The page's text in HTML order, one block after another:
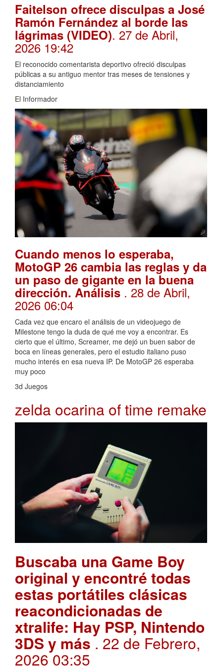
Faitelson ofrece disculpas a José
Ramón Fernández al borde las
lágrimas (VIDEO). 27 de Abril,
2026 19:42
El reconocido comentarista deportivo ofreció disculpas
públicas a su antiguo mentor tras meses de tensiones y
distanciamiento
El Informador
Cuando menos lo esperaba,
MotoGP 26 cambia las reglas y da
un paso de gigante en la buena
dirección. Análisis . 28 de Abril,
2026 06:04
Cada vez que encaro el análisis de un videojuego de
Milestone tengo la duda de qué me voy a encontrar. Es
cierto que el último, Screamer, me dejó un buen sabor de
boca en líneas generales, pero el estudio italiano puso
mucho interés en esa nueva IP. De MotoGP 26 esperaba
muy poco
3d Juegos
zelda ocarina of time remake
Buscaba una Game Boy
original y encontré todas
estas portátiles clásicas
reacondicionadas de
xtralife: Hay PSP, Nintendo
3DS y más. 22 de Febrero,
2026 03:35